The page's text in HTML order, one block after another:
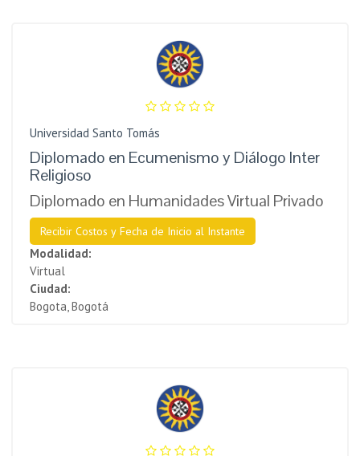
Universidad Santo Tomás
Diplomado en Ecumenismo y Diálogo Inter
Religioso
Diplomado en Humanidades Virtual Privado
Recibir Costos y Fecha de Inicio al Instante
Modalidad:
Virtual
Ciudad:
Bogota, Bogotá